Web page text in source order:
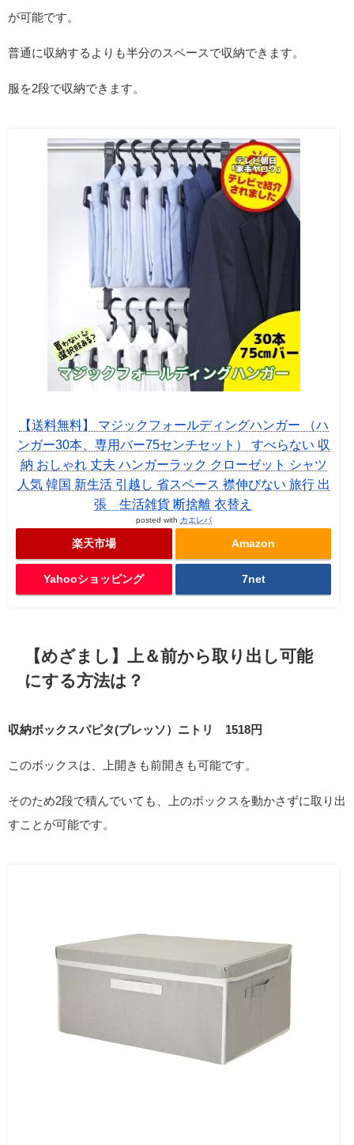
が可能です。
普通に収納するよりも半分のスペースで収納できます。
服を2段で収納できます。
【送料無料】 マジックフォールディングハンガー （ハ
ンガー30本、専用バー75センチセット） すべらない 収
納 おしゃれ 丈夫 ハンガーラック クローゼット シャツ
人気 韓国 新生活 引越し 省スペース 襟伸びない 旅行 出
張 生活雑貨 断捨離 衣替え
posted with カエレバ
楽天市場 Amazon
Yahooショッピング 7net
【めざまし】上＆前から取り出し可能
にする方法は？
収納ボックスパピタ(プレッソ）ニトリ 1518円
このボックスは、上開きも前開きも可能です。
そのため2段で積んでいても、上のボックスを動かさずに取り出
すことが可能です。